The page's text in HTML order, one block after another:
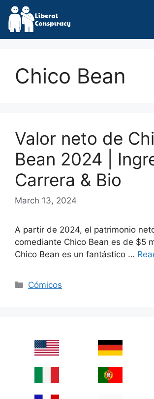
Skip
content
Chico Bean
Valor neto de
Bean 2024 |
Carrera & Bio
March 13, 2024
A partir de 2024, el patrimonio
comediante Chico Bean es de $5
Chico Bean es un fantástico …
Categories
Cómicos